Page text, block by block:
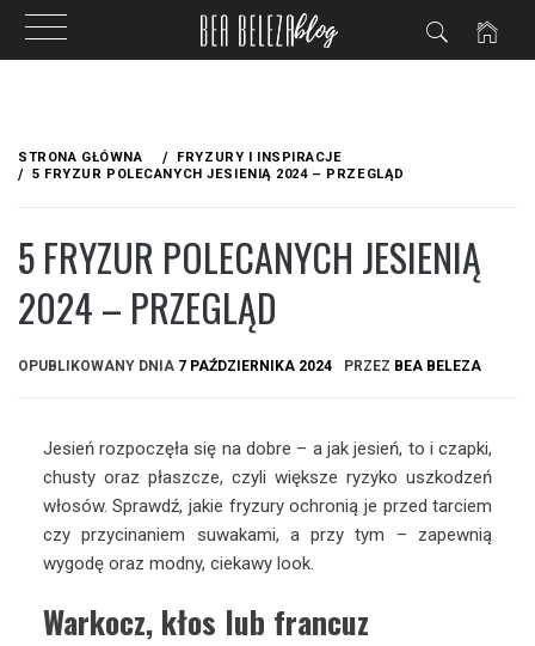
treści
STRONA GŁÓWNA
FRYZURY I INSPIRACJE
5 FRYZUR POLECANYCH JESIENIĄ 2024 – PRZEGLĄD
5 FRYZUR POLECANYCH JESIENIĄ
2024 – PRZEGLĄD
OPUBLIKOWANY DNIA 7 PAŹDZIERNIKA 2024 PRZEZ BEA BELEZA
Jesień rozpoczęła się na dobre – a jak jesień, to i czapki,
chusty oraz płaszcze, czyli większe ryzyko uszkodzeń
włosów. Sprawdź, jakie fryzury ochronią je przed tarciem
czy przycinaniem suwakami, a przy tym – zapewnią
wygodę oraz modny, ciekawy look.
Warkocz, kłos lub francuz